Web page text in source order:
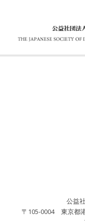
公益
〒105-0004 東京都